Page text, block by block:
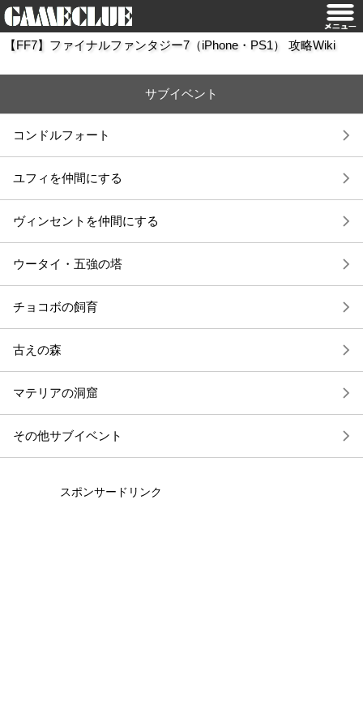
【FF7】ファイナルファンタジー7（iPhone・PS1） 攻略Wiki
サブイベント
コンドルフォート
ユフィを仲間にする
ヴィンセントを仲間にする
ウータイ・五強の塔
チョコボの飼育
古えの森
マテリアの洞窟
その他サブイベント
スポンサードリンク